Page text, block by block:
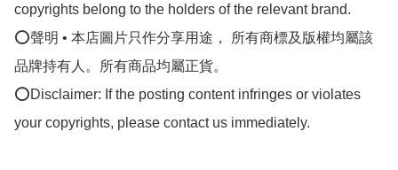
copyrights belong to the holders of the relevant brand.
⭕聲明 • 本店圖片只作分享用途， 所有商標及版權均屬該
品牌持有人。所有商品均屬正貨。
⭕Disclaimer: If the posting content infringes or violates
your copyrights, please contact us immediately.